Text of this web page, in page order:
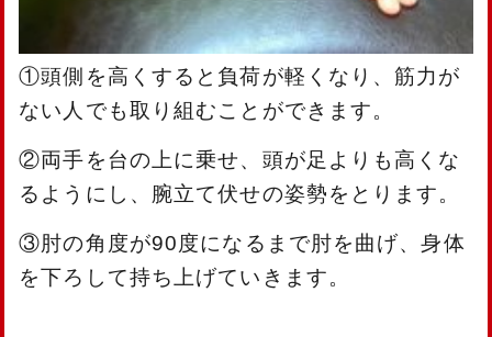
①頭側を高くすると負荷が軽くなり、筋力が
ない人でも取り組むことができます。
②両手を台の上に乗せ、頭が足よりも高くな
るようにし、腕立て伏せの姿勢をとります。
③肘の角度が90度になるまで肘を曲げ、身体
を下ろして持ち上げていきます。